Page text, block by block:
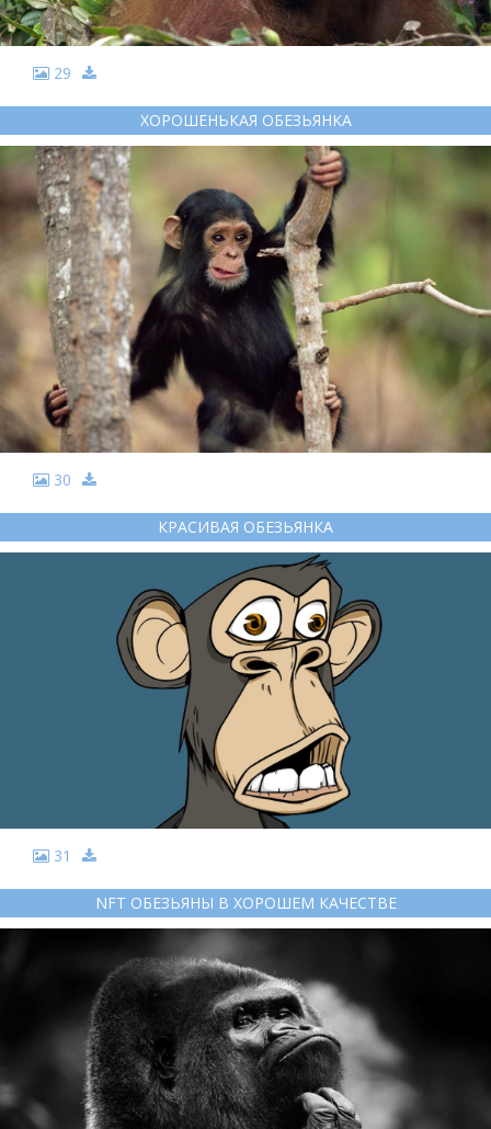
29
ХОРОШЕНЬКАЯ ОБЕЗЬЯНКА
30
КРАСИВАЯ ОБЕЗЬЯНКА
31
NFT ОБЕЗЬЯНЫ В ХОРОШЕМ КАЧЕСТВЕ